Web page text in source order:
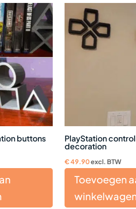
buttons PlayStation
decoration
€49.90excl. BTW
Toevoegen